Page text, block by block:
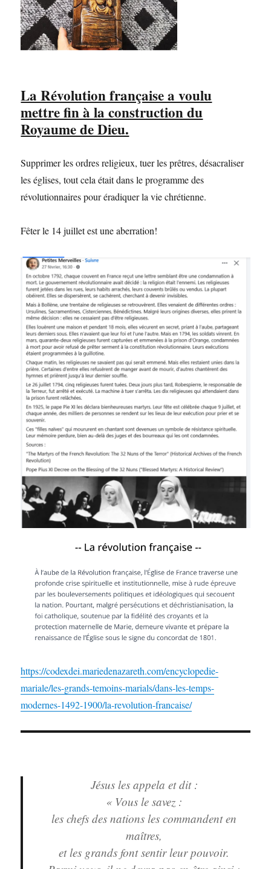
La Révolution française a voulu
mettre fin à la construction du
Royaume de Dieu.
Supprimer les ordres religieux, tuer les prêtres, désacraliser
les églises, tout cela était dans le programme des
révolutionnaires pour éradiquer la vie chrétienne.
Fêter le 14 juillet est une aberration!
https://codexdei.mariedenazareth.com/encyclopedie-
mariale/les-grands-temoins-marials/dans-les-temps-
modernes-1492-1900/la-revolution-francaise/
Jésus les appela et dit :
« Vous le savez :
les chefs des nations les commandent en
maîtres,
et les grands font sentir leur pouvoir.